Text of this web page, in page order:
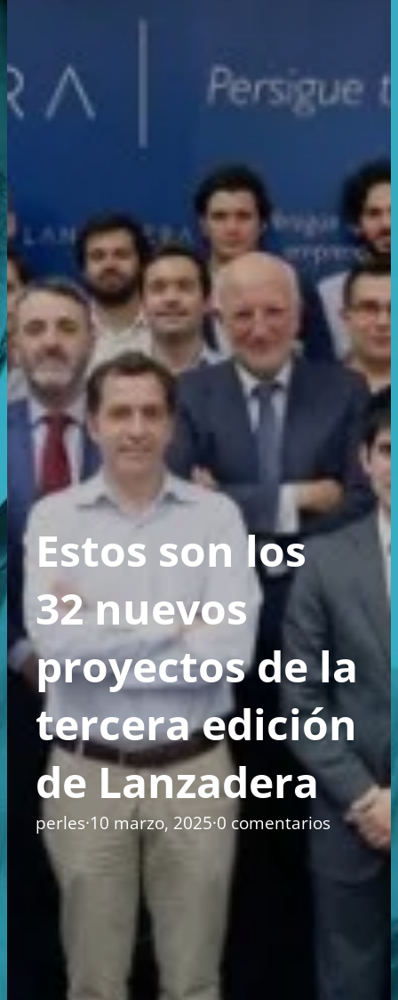
Estos son los
32 nuevos
proyectos de la
tercera edición
de Lanzadera
perles·10 marzo, 2025·0 comentarios